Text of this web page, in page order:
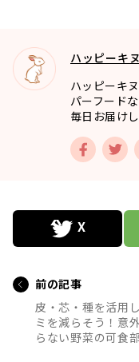
ハッピーキ
ハッピーキ
パーフード
毎日お届け
前の記事
皮・芯・種を活用
ミを減らそう！意
らない野菜の可食